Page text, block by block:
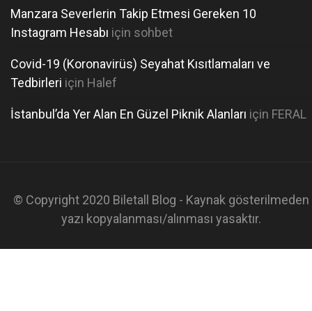
Manzara Severlerin Takip Etmesi Gereken 10
Instagram Hesabı için sohbet
Covid-19 (Koronavirüs) Seyahat Kısıtlamaları ve
Tedbirleri için Halef
İstanbul’da Yer Alan En Güzel Piknik Alanları için FERAL
© Copyright 2020 Biletall Blog - Kaynak gösterilmeden
yazı kopyalanması/alınması yasaktır.